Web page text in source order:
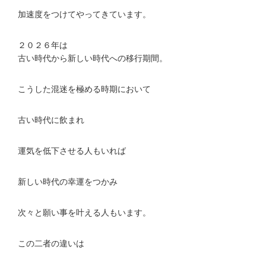
加速度をつけてやってきています。
２０２６年は
古い時代から新しい時代への移行期間。
こうした混迷を極める時期において
古い時代に飲まれ
運気を低下させる人もいれば
新しい時代の幸運をつかみ
次々と願い事を叶える人もいます。
この二者の違いは